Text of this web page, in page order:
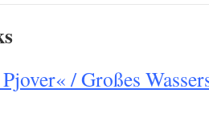
/ Großes